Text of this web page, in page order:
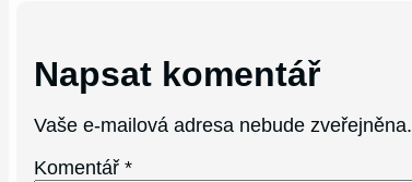
Napsat komentář
Vaše e-mailová adresa nebude zveřejněna.
Komentář*